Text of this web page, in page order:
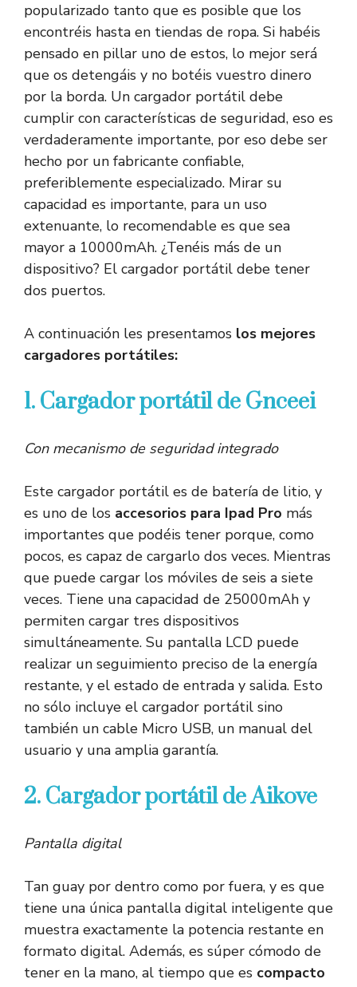
popularizado tanto que es posible que los
encontréis hasta en tiendas de ropa. Si habéis
pensado en pillar uno de estos, lo mejor será
que os detengáis y no botéis vuestro dinero
por la borda. Un cargador portátil debe
cumplir con características de seguridad, eso es
verdaderamente importante, por eso debe ser
hecho por un fabricante confiable,
preferiblemente especializado. Mirar su
capacidad es importante, para un uso
extenuante, lo recomendable es que sea
mayor a 10000mAh. ¿Tenéis más de un
dispositivo? El cargador portátil debe tener
dos puertos.
A continuación les presentamos los mejores
cargadores portátiles:
1. Cargador portátil de Gnceei
Con mecanismo de seguridad integrado
Este cargador portátil es de batería de litio, y
es uno de los accesorios para Ipad Pro más
importantes que podéis tener porque, como
pocos, es capaz de cargarlo dos veces. Mientras
que puede cargar los móviles de seis a siete
veces. Tiene una capacidad de 25000mAh y
permiten cargar tres dispositivos
simultáneamente. Su pantalla LCD puede
realizar un seguimiento preciso de la energía
restante, y el estado de entrada y salida. Esto
no sólo incluye el cargador portátil sino
también un cable Micro USB, un manual del
usuario y una amplia garantía.
2. Cargador portátil de Aikove
Pantalla digital
Tan guay por dentro como por fuera, y es que
tiene una única pantalla digital inteligente que
muestra exactamente la potencia restante en
formato digital. Además, es súper cómodo de
tener en la mano, al tiempo que es compacto